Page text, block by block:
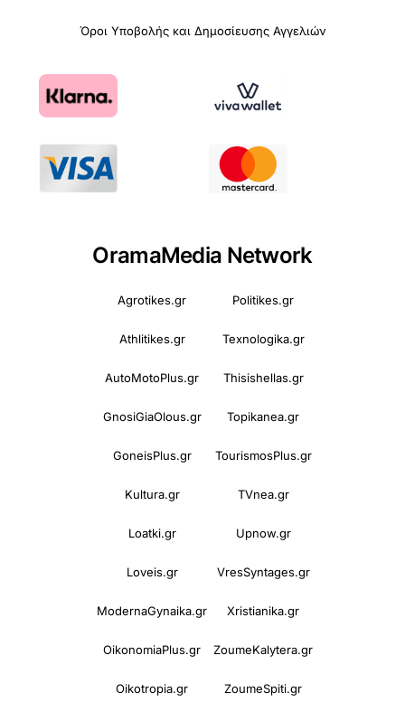
Όροι Υποβολής και Δημοσίευσης Αγγελιών
OramaMedia Network
Agrotikes.gr Politikes.gr
Athlitikes.gr Texnologika.gr
AutoMotoPlus.gr Thisishellas.gr
GnosiGiaOlous.gr Topikanea.gr
GoneisPlus.gr TourismosPlus.gr
Kultura.gr TVnea.gr
Loatki.gr Upnow.gr
Loveis.gr VresSyntages.gr
ModernaGynaika.gr Xristianika.gr
OikonomiaPlus.gr ZoumeKalytera.gr
Oikotropia.gr ZoumeSpiti.gr